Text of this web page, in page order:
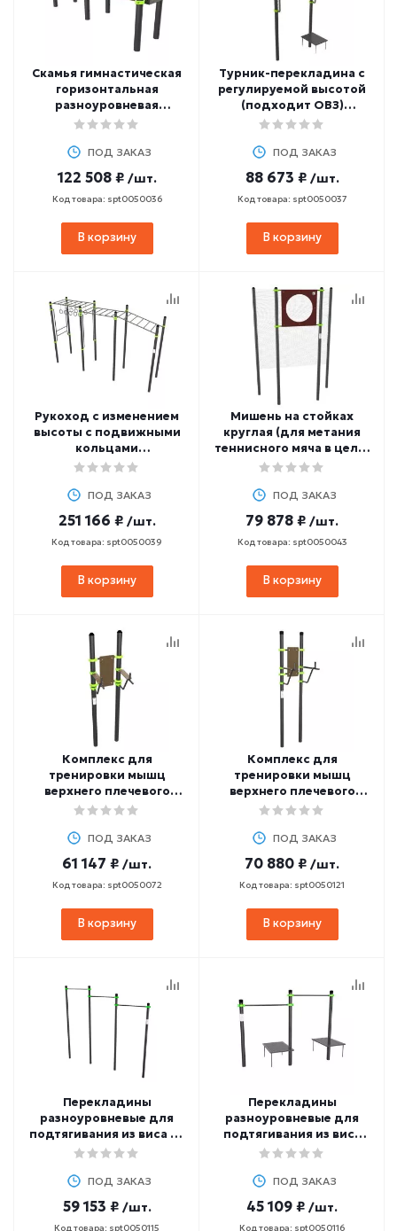
Скамья гимнастическая
горизонтальная
разноуровневая
(двойная) ZAVODSPORTA
ПОД ЗАКАЗ
122 508 ₽ /шт.
Код товара: spt0050036
В корзину
Турник-перекладина с
регулируемой высотой
(подходит ОВЗ)
ZAVODSPORTA W351 GTO
ПОД ЗАКАЗ
88 673 ₽ /шт.
Код товара: spt0050037
В корзину
Рукоход с изменением
высоты с подвижными
кольцами
(разноуровневый)
ПОД ЗАКАЗ
251 166 ₽ /шт.
Код товара: spt0050039
В корзину
Мишень на стойках
круглая (для метания
теннисного мяча в цель)
D90 см ZAVODSPORTA
ПОД ЗАКАЗ
79 878 ₽ /шт.
Код товара: spt0050043
В корзину
Комплекс для
тренировки мышц
верхнего плечевого
пояса и мышц брюшного
W340 GTO
ПОД ЗАКАЗ
61 147 ₽ /шт.
Код товара: spt0050072
В корзину
Комплекс для
тренировки мышц
верхнего плечевого
пояса и мышц брюшного
W240 GTO
ПОД ЗАКАЗ
70 880 ₽ /шт.
Код товара: spt0050121
В корзину
Перекладины
разноуровневые для
подтягивания из виса на
высокой перекладине
ПОД ЗАКАЗ
59 153 ₽ /шт.
Код товара: spt0050115
Перекладины
разноуровневые для
подтягивания из виса
лежа на низкой
ZAVODSPORTA W233 GTO
ПОД ЗАКАЗ
45 109 ₽ /шт.
Код товара: spt0050116